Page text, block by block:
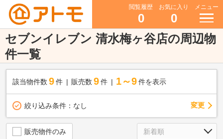
閲覧履歴
0
お気に入り
0
メニュー
セブンイレブン 清水梅ヶ谷店の周辺物
件一覧
該当物件数 9件 販売数 9 件 1～9 件を表示
絞り込み条件： なし 変更
販売物件のみ